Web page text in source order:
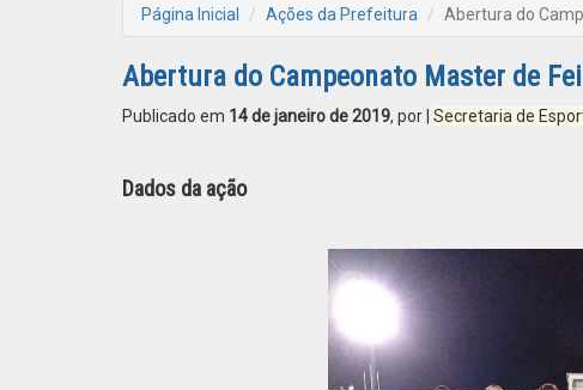
Página Inicial Ações da Prefeitura Abertura do
Abertura do Campeonato Master de
Publicado em 14 de janeiro de 2019, por Secretaria de
Dados da ação